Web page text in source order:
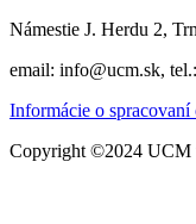
Námestie J. Herdu 2,
email: info@ucm.sk,
Informácie o
Copyright ©2024 UCM